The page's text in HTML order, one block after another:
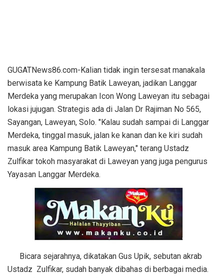
GUGATNews86.com-Kalian tidak ingin tersesat manakala
berwisata ke Kampung Batik Laweyan, jadikan Langgar
Merdeka yang merupakan Icon Wong Laweyan itu sebagai
lokasi jujugan. Strategis ada di Jalan Dr Rajiman No 565,
Sayangan, Laweyan, Solo. "Kalau sudah sampai di Langgar
Merdeka, tinggal masuk, jalan ke kanan dan ke kiri sudah
masuk area Kampung Batik Laweyan," terang Ustadz
Zulfikar tokoh masyarakat di Laweyan yang juga pengurus
Yayasan Langgar Merdeka.
Bicara sejarahnya, dikatakan Gus Upik, sebutan akrab
Ustadz Zulfikar, sudah banyak dibahas di berbagai media.